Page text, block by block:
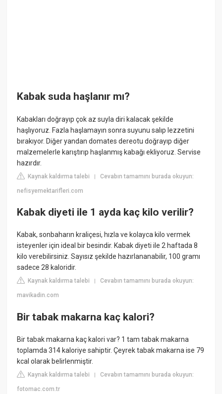
Kabak suda haşlanır mı?
Kabakları doğrayıp çok az suyla diri kalacak şekilde
haşlıyoruz. Fazla haşlamayın sonra suyunu salıp lezzetini
bırakıyor. Diğer yandan domates dereotu doğrayıp diğer
malzemelerle karıştırıp haşlanmış kabağı ekliyoruz. Servise
hazırdır.
Kaynak kaldırma talebi |Cevabın tamamını burada okuyun:
nefisyemektarifleri.com
Kabak diyeti ile 1 ayda kaç kilo verilir?
Kabak, sonbaharın kraliçesi, hızla ve kolayca kilo vermek
isteyenler için ideal bir besindir. Kabak diyeti ile 2 haftada 8
kilo verebilirsiniz. Sayısız şekilde hazırlananabilir, 100 gramı
sadece 28 kaloridir.
Kaynak kaldırma talebi |Cevabın tamamını burada okuyun:
mavikadin.com
Bir tabak makarna kaç kalori?
Bir tabak makarna kaç kalori var? 1 tam tabak makarna
toplamda 314 kaloriye sahiptir. Çeyrek tabak makarna ise 79
kcal olarak belirlenmiştir.
Kaynak kaldırma talebi |Cevabın tamamını burada okuyun:
fotomac.com.tr